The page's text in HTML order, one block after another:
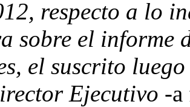
respecto a lo
sobre el informe
el suscrito
Ejecutivo -a